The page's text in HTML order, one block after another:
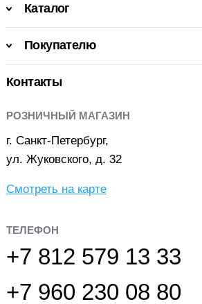
Каталог
Покупателю
Контакты
РОЗНИЧНЫЙ МАГАЗИН
г. Санкт-Петербург,
ул. Жуковского, д. 32
Смотреть на карте
ТЕЛЕФОН
+7 812 579 13 33
+7 960 230 08 80